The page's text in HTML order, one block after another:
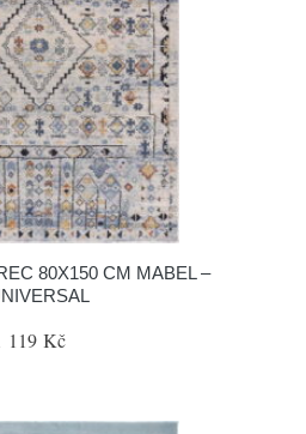
80X150 CM MABEL –
119 Kč